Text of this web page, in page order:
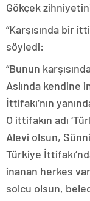
Gökçek
“Karşısında bir
söyledi:
“Bunun
Aslında kendine
İttifakı’nın
O ittifakın adı
Alevi olsun,
Türkiye
inanan herkes
solcu olsun,